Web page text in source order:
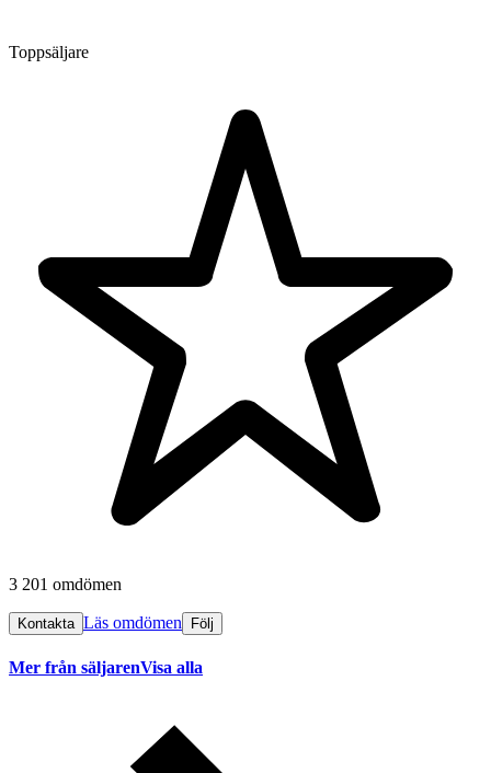
Toppsäljare
3 201 omdömen
Kontakta Läs omdömen Följ
Mer från säljarenVisa alla